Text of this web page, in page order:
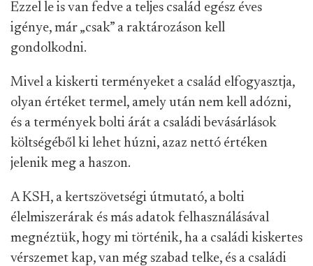
Ezzel le is van fedve a teljes család egész éves
igénye, már „csak” a raktározáson kell
gondolkodni.
Mivel a kiskerti terményeket a család elfogyasztja,
olyan értéket termel, amely után nem kell adózni,
és a termények bolti árát a családi bevásárlások
költségéből ki lehet húzni, azaz nettó értéken
jelenik meg a haszon.
A KSH, a kertszövetségi útmutató, a bolti
élelmiszerárak és más adatok felhasználásával
megnéztük, hogy mi történik, ha a családi kiskertes
vérszemet kap, van még szabad telke, és a családi